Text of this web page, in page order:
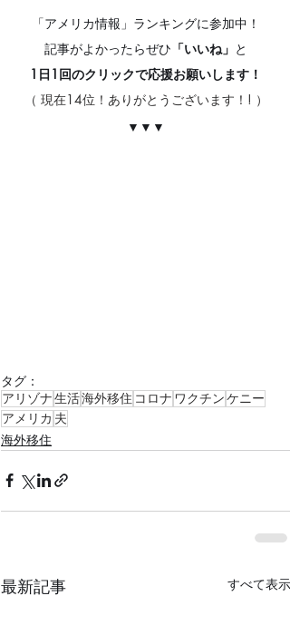
「アメリカ情報」ランキングに参加中！
記事がよかったらぜひ 「いいね」 と
1日1回のクリックで応援お願いします！
（ 現在14位！ありがとうございます！! ）
▼▼▼
タグ：
アリゾナ生活海外移住 コロナ ワクチンケニー
アメリカ 夫
海外移住
最新記事 すべて表示